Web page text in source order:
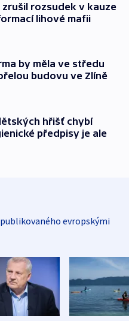
zrušil rozsudek v kauze
lihové mafii
by měla ve středu
budovu ve Zlíně
hřišť chybí
předpisy je ale
evropskými